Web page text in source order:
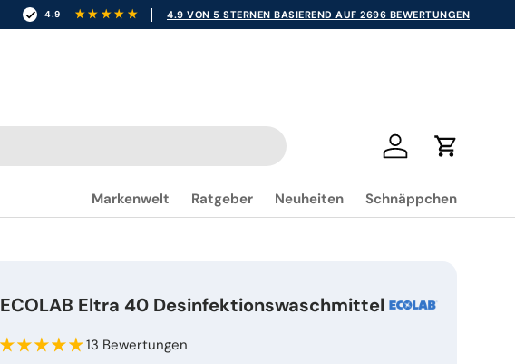
4.9 4.9 VON 5 STERNEN BASIEREND AUF 2696 BEWERTUNGEN
Einloggen
Markenwelt Ratgeber Neuheiten Schnäppchen
ECOLAB Eltra 40 Desinfektionswaschmittel
13 Bewertungen